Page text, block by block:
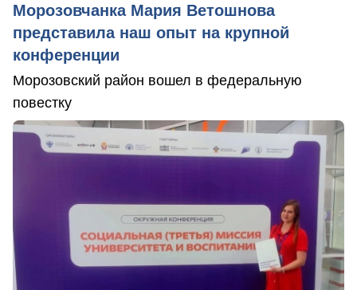
Морозовчанка Мария Ветошнова
представила наш опыт на крупной
конференции
Морозовский район вошел в федеральную
повестку